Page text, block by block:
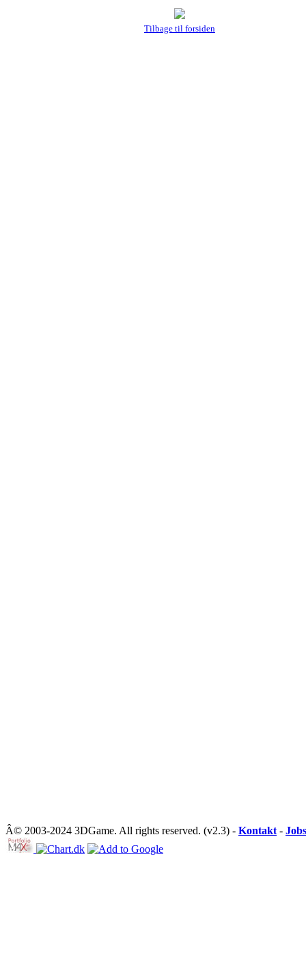
Tilbage til forsiden
Â© 2003-2024 3DGame. All rights reserved. (v2.3) - Kontakt - Jobs